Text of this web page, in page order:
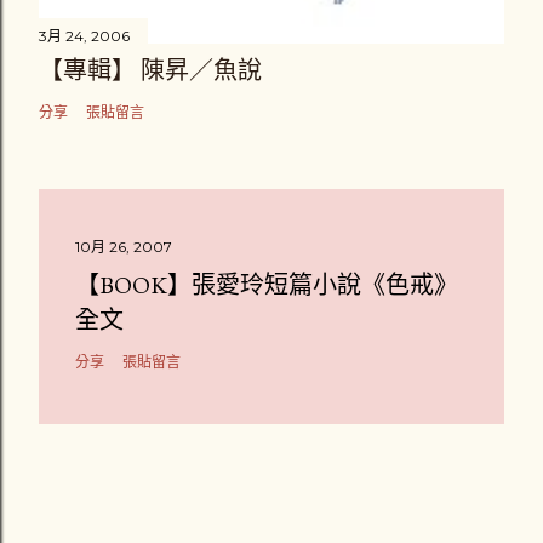
3月 24, 2006
【專輯】 陳昇／魚說
分享 張貼留言
10月 26, 2007
【BOOK】張愛玲短篇小說《色戒》
全文
分享 張貼留言